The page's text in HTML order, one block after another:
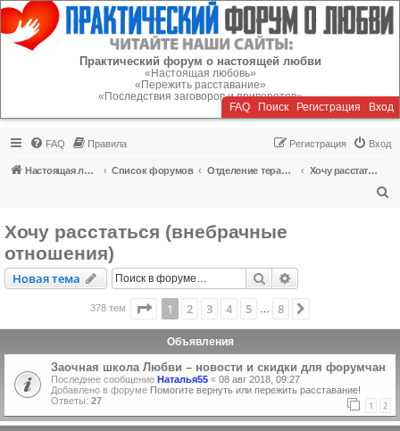
Регистрация
Практический форум о настоящей любви
«Настоящая любовь»
«Пережить расставание»
«Последствия заговоров и приворотов»
FAQ Поиск Регистрация Вход
FAQ Правила Вход
Регистрация
Настоящая любовь Список форумов Отделение терапии
Хочу расстаться (внебрачные отношения)
Хочу расстаться (внебрачные
отношения)
Новая тема
Новаятема Поиск
378 тем Страница из
1 2 3 4 5 8
Объявления
Заочная школа Любви – новости и скидки для форумчан
Последнее сообщение Наталья55 « 08 авг 2018, 09:27
Добавлено в форуме Помогите вернуть или пережить расставание!
Ответы: 27 1 2